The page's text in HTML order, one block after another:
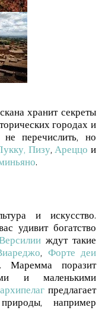
хранит секреты
городах и
перечислить, но
Пизу,Ареццои
.
и искусство.
удивит богатство
ждут такие
, Форте деи
. Маремма поразит
и маленькими
предлагает
например